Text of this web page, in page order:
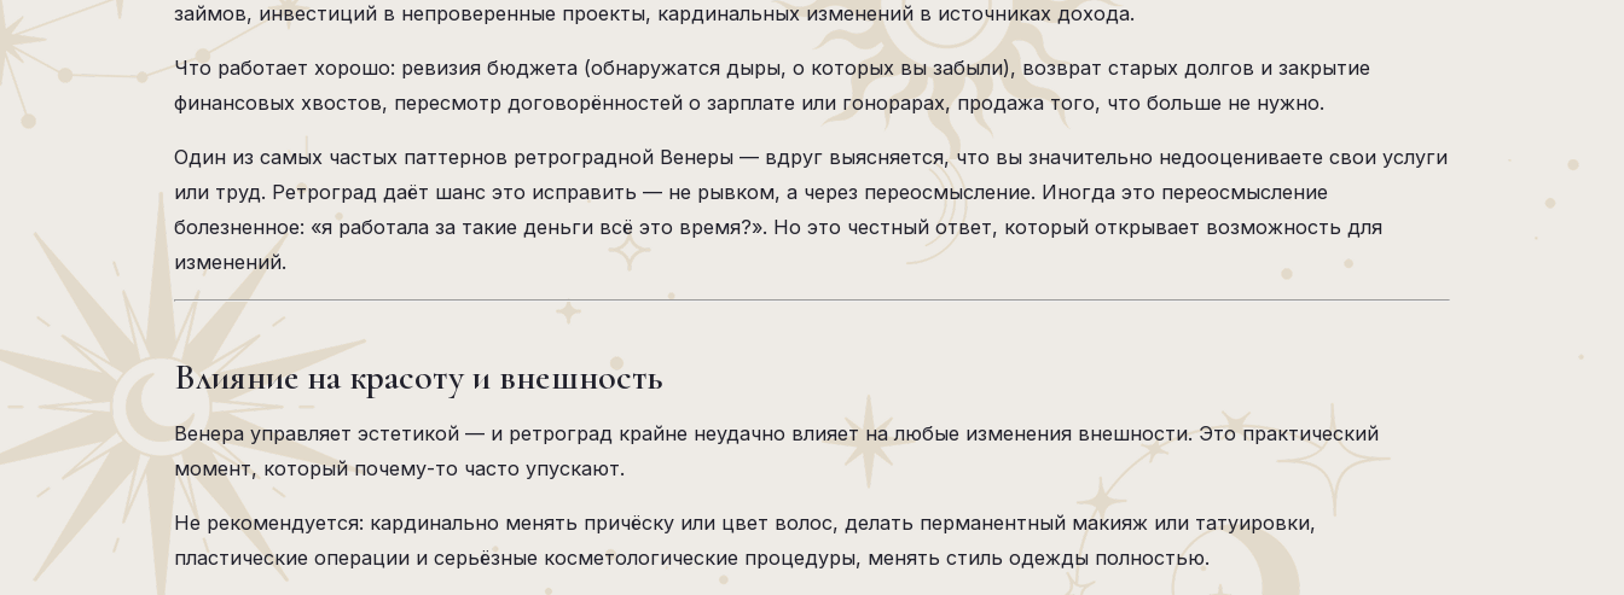
займов, инвестиций в непроверенные проекты, кардинальных изменений в источниках дохода.
Что работает хорошо: ревизия бюджета (обнаружатся дыры, о которых вы забыли), возврат старых долгов и закрытие
финансовых хвостов, пересмотр договорённостей о зарплате или гонорарах, продажа того, что больше не нужно.
Один из самых частых паттернов ретроградной Венеры — вдруг выясняется, что вы значительно недооцениваете свои услуги
или труд. Ретроград даёт шанс это исправить — не рывком, а через переосмысление. Иногда это переосмысление
болезненное: «я работала за такие деньги всё это время?». Но это честный ответ, который открывает возможность для
изменений.
Влияние на красоту и внешность
Венера управляет эстетикой — и ретроград крайне неудачно влияет на любые изменения внешности. Это практический
момент, который почему-то часто упускают.
Не рекомендуется: кардинально менять причёску или цвет волос, делать перманентный макияж или татуировки,
пластические операции и серьёзные косметологические процедуры, менять стиль одежды полностью.